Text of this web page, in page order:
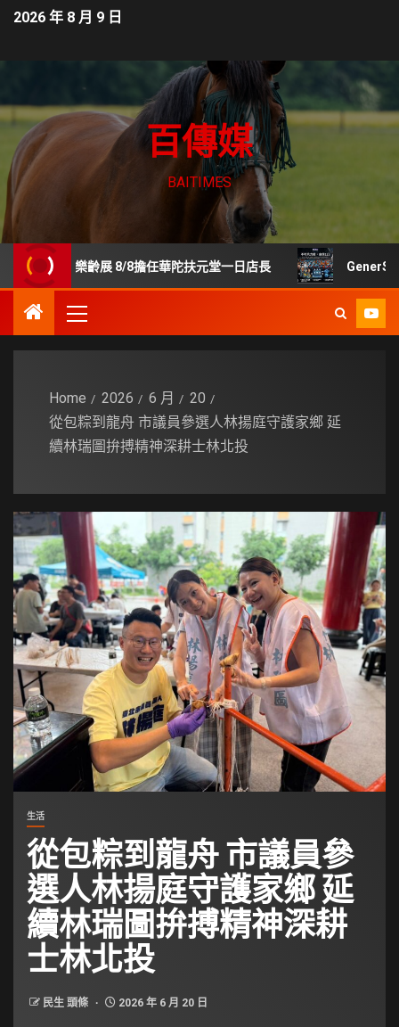
2026 年 8 月 9 日
百傳媒
BAITIMES
貿樂齡展 8/8擔任華陀扶元堂一日店長 GenerStand 擬
Home 2026 6 月
20
從包粽到龍舟 市議員參選人林揚庭守護家鄉 延
續林瑞圖拚搏精神深耕士林北投
生活
從包粽到龍舟 市議員參
選人林揚庭守護家鄉 延
續林瑞圖拚搏精神深耕
士林北投
民生 頭條 2026 年 6 月 20 日